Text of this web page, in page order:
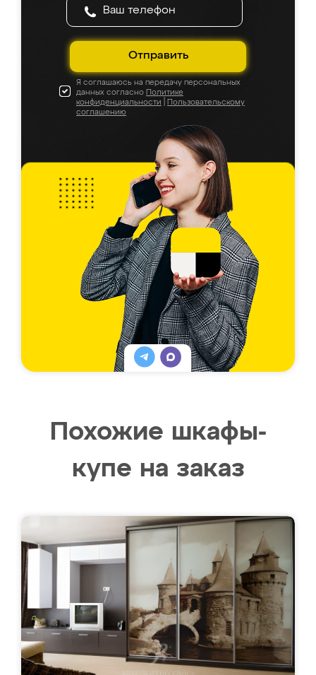
Отправить
Я соглашаюсь на передачу персональных
данных согласно Политике
конфиденциальности
Пользовательскому
соглашению
Похожие шкафы-
купе на заказ